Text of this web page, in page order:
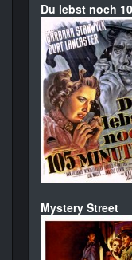
Du lebst noch
Mystery Street